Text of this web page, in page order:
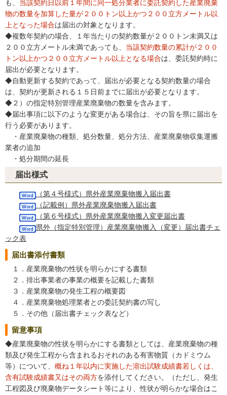
も、 当該契約日以前１年間に同一処分業者に委託契約した産業廃棄
物の数量を加算した量が２００トン以上かつ２００立方メートル以
上となった場合は届出の対象となります。
◆複数年契約の場合、１年当たりの契約数量が２００トン未満又は
２００立方メートル未満であっても、 当該契約数量の累計が２００
トン以上かつ２００立方メートル以上となる場合は、委託契約時に
届出が必要となります。
◆自動更新する契約であって、届出が必要となる契約数量の場合
は、契約が更新される１５日前までに届出が必要となります。
◆２）の指定特別管理産業廃棄物の数量を含みます。
◆届出事項に以下のような変更がある場合は、その旨を県に届出を
行う必要があります。
・産業廃棄物の種類、処分数量、処分方法、産業廃棄物収集運搬
業者の追加
・処分期間の延長
届出様式
（第４号様式）県外産業廃棄物搬入届出書
（記載例）県外産業廃棄物搬入届出書
（第６号様式）県外産業廃棄物搬入変更届出書
県外（指定特別管理）産業廃棄物搬入（変更）届出書チェ
ック表
届出書添付書類
１．産業廃棄物の性状を明らかにする書類
２．排出事業者の事業の概要を記載した書類
３．産業廃棄物の発生工程の概要図
４．産業廃棄物処理業者との委託契約書の写し
５．その他（届出書チェック表など）
留意事項
◆産業廃棄物の性状を明らかにする書類としては、産業廃棄物の種
類及び発生工程から含まれるおそれのある有害物質（カドミウム
等）について、 概ね１年以内に実施した溶出試験成績書若しくは、
含有試験成績書又はその両方を添付してください。（ただし、発生
工程図及び廃棄物データシート等により、性状が明らかな場合はこ